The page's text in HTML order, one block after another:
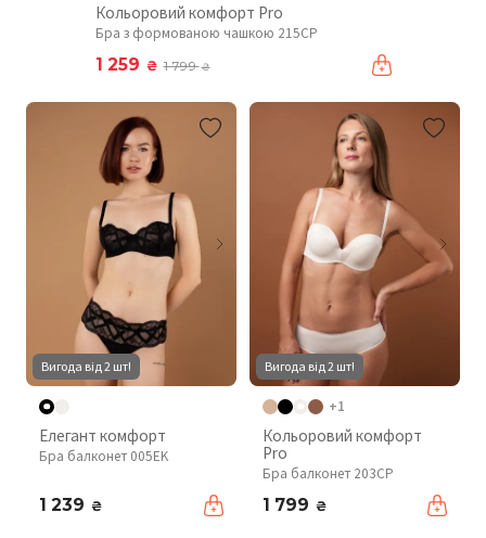
Кольоровий комфорт Pro
Бра з формованою чашкою 215CP
1 259 ₴ 1 799₴
Вигода від 2 шт!
Елегант комфорт
Бра балконет 005EK
1 239 ₴
Вигода від 2 шт!
+1
Кольоровий комфорт
Pro
Бра балконет 203CP
1 799 ₴